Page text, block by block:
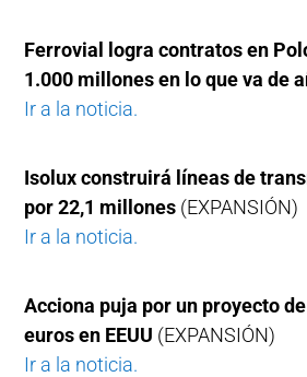
Ferrovial logra contratos en
1.000 millones en lo que va de
Ir a la noticia.
Isolux construirá líneas de
por 22,1 millones (EXPANSIÓN)
Ir a la noticia.
Acciona puja por un proyecto
euros en EEUU (EXPANSIÓN)
Ir a la noticia.